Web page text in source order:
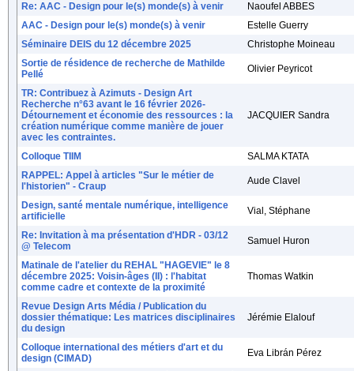
Re: AAC - Design pour le(s) monde(s) à venir
Naoufel ABBES
AAC - Design pour le(s) monde(s) à venir
Estelle Guerry
Séminaire DEIS du 12 décembre 2025
Christophe Moineau
Sortie de résidence de recherche de Mathilde
Pellé
Olivier Peyricot
TR: Contribuez à Azimuts - Design Art
Recherche n°63 avant le 16 février 2026-
Détournement et économie des ressources : la
création numérique comme manière de jouer
avec les contraintes.
JACQUIER Sandra
Colloque TIIM
SALMA KTATA
RAPPEL: Appel à articles "Sur le métier de
l'historien" - Craup
Aude Clavel
Design, santé mentale numérique, intelligence
artificielle
Vial, Stéphane
Re: Invitation à ma présentation d'HDR - 03/12
@ Telecom
Samuel Huron
Matinale de l'atelier du REHAL "HAGEVIE" le 8
décembre 2025: Voisin-âges (II) : l'habitat
comme cadre et contexte de la proximité
Thomas Watkin
Revue Design Arts Média / Publication du
dossier thématique: Les matrices disciplinaires
du design
Jérémie Elalouf
Colloque international des métiers d'art et du
design (CIMAD)
Eva Librán Pérez